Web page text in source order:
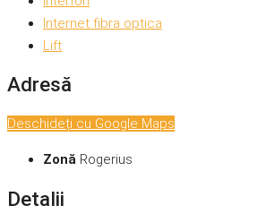
Internet fibra optica
Lift
Adresă
Deschideți cu Google Maps
Zonă Rogerius
Detalii